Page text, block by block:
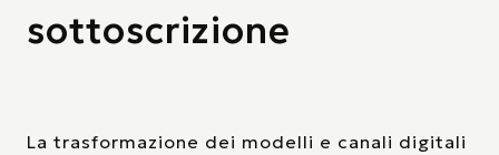
sottoscrizione
La trasformazione dei modelli e canali digitali